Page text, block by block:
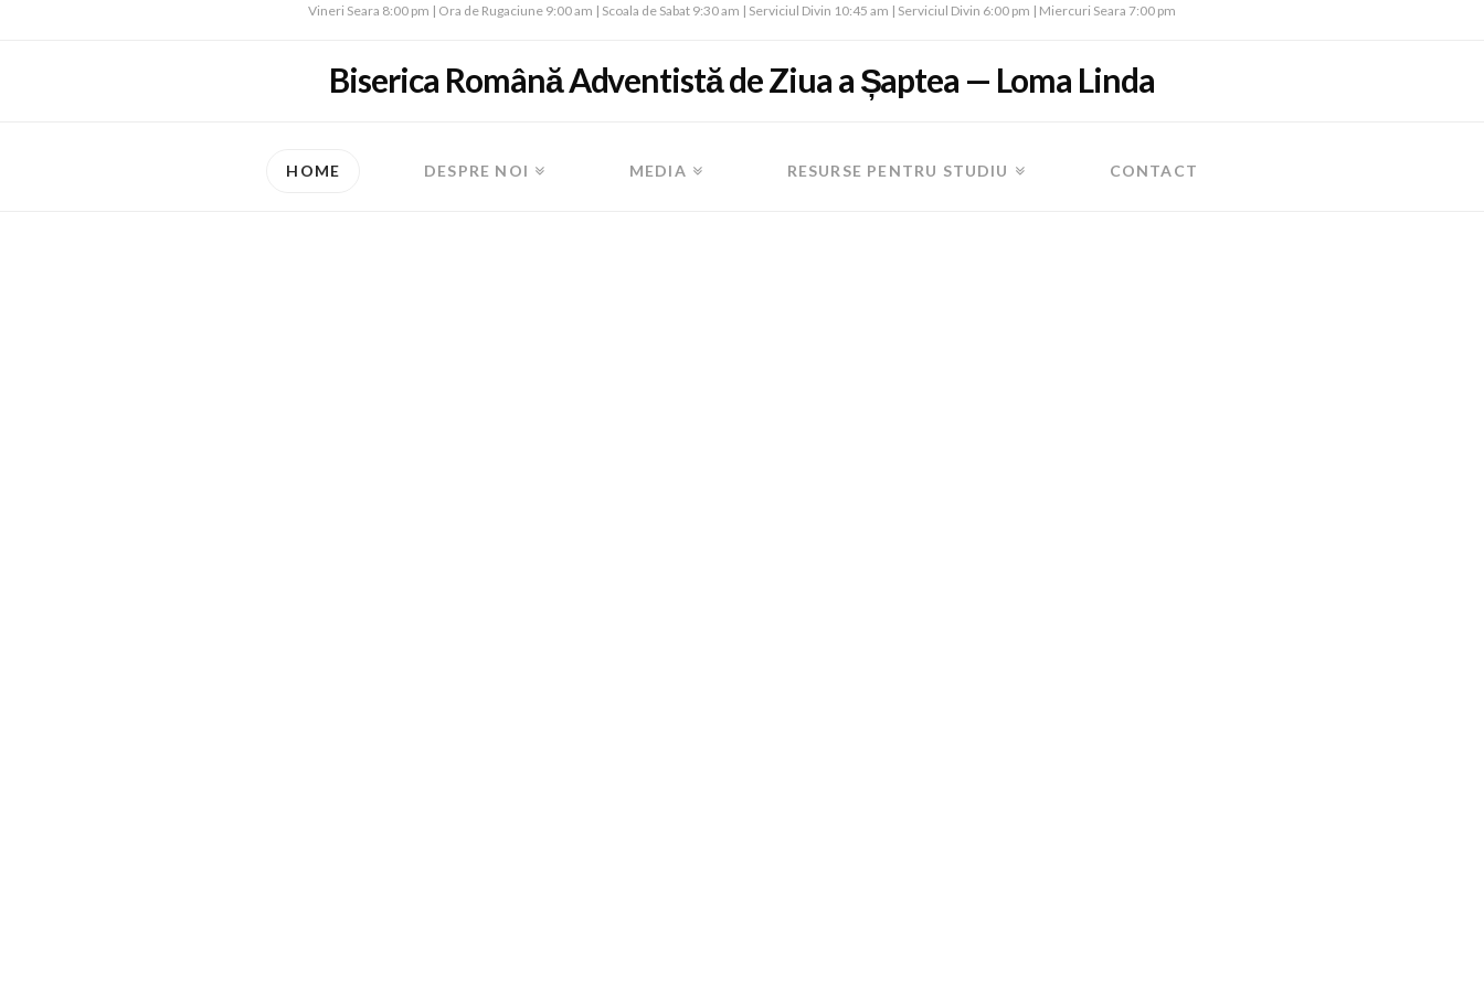
Vineri Seara 8:00 pm | Ora de Rugaciune 9:00 am | Scoala de Sabat 9:30 am | Serviciul Divin 10:45 am | Serviciul Divin 6:00 pm | Miercuri Seara 7:00 pm
Biserica Română Adventistă de Ziua a Șaptea — Loma Linda
HOME DESPRE NOI MEDIA RESURSE PENTRU STUDIU CONTACT